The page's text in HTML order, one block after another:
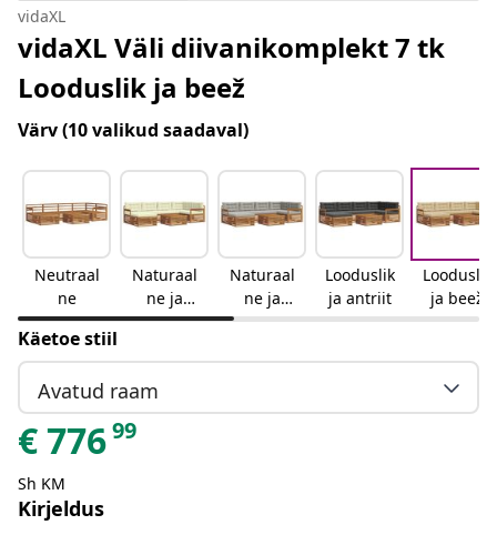
vidaXL
vidaXL Väli diivanikomplekt 7 tk
Looduslik ja beež
Värv(10 valikud saadaval)
Neutraal
ne
Naturaal
ne ja
kreemjas
Naturaal
ne ja
helehall
Looduslik
ja antriit
Looduslik
ja beež
Käetoe stiil
Avatud raam
€77699
Sh KM
Kirjeldus